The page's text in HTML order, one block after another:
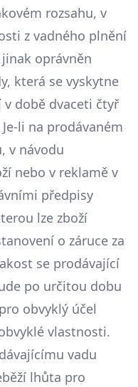
rozsahu, v
z vadného plnění
oprávněn
která se vyskytne
době dvaceti čtyř
li na prodávaném
v návodu
nebo v reklamě v
předpisy
lze zboží
o záruce za
se prodávající
po určitou dobu
obvyklý účel
vlastnosti.
vadu
lhůta pro